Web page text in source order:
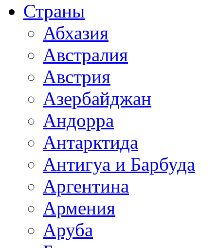
Страны
Абхазия
Австралия
Австрия
Азербайджан
Андорра
Антарктида
Антигуа и Барбуда
Аргентина
Армения
Аруба